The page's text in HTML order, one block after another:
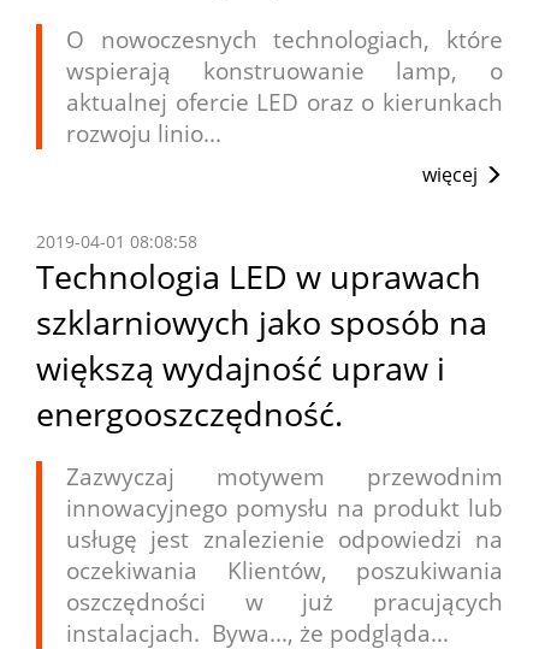
O nowoczesnych technologiach, które
wspierają konstruowanie lamp, o
aktualnej ofercie LED oraz o kierunkach
rozwoju linio...
więcej
2019-04-01 08:08:58
Technologia LED w uprawach
szklarniowych jako sposób na
większą wydajność upraw i
energooszczędność.
Zazwyczaj motywem przewodnim
innowacyjnego pomysłu na produkt lub
usługę jest znalezienie odpowiedzi na
oczekiwania Klientów, poszukiwania
oszczędności w już pracujących
instalacjach. Bywa..., że podgląda...